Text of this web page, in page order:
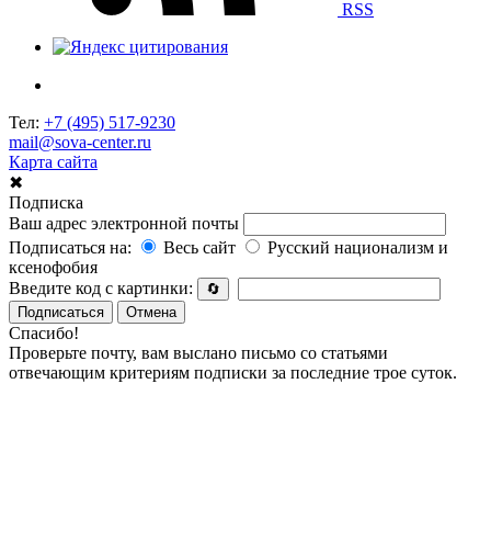
RSS
Тел: +7 (495) 517-9230
mail@sova-center.ru
Карта сайта
✖
Подписка
Ваш адрес электронной почты
Подписаться на:
Весь сайт
Русский национализм и
ксенофобия
Введите код с картинки:
🔄
Подписаться
Отмена
Спасибо!
Проверьте почту, вам выслано письмо со статьями
отвечающим критериям подписки за последние трое суток.